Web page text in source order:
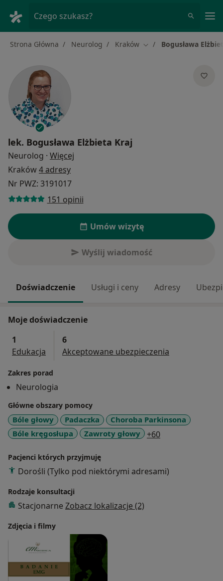
Czego szukasz?
Strona Główna Neurolog Kraków Zmień miasto
Bogusława
lek. Bogusława Elżbieta Kraj
Neurolog · Więcej
Kraków4 adresy
Nr PWZ: 3191017
151 opinii
Umów wizytę
Wyślij wiadomość
Doświadczenie Usługi i ceny Adresy
Moje doświadczenie
1
Edukacja
6
Akceptowane ubezpieczenia
Zakres porad
Neurologia
Główne obszary pomocy
Bóle głowy Padaczka
Choroba Parkinsona
Bóle kręgosłupa
Zawroty głowy +60
Pacjenci których przyjmuję
Dorośli (Tylko pod niektórymi adresami)
Rodzaje konsultacji
Stacjonarne Zobacz lokalizacje (2)
Zdjęcia i filmy